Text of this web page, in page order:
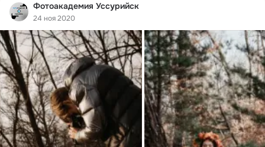
Фотоакадемия Уссурийск
24 ноя 2020